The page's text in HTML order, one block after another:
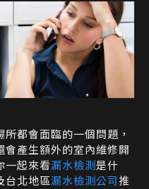
都會面臨的一個問題，
產生額外的室內維修開
一起來看漏水檢測是什
台北地區漏水檢測公司推